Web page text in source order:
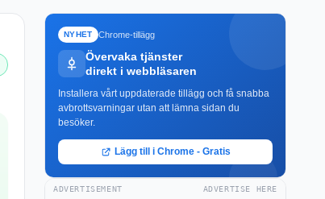
NYHET Chrome-tillägg
Övervaka tjänster
direkt i webbläsaren
Installera vårt uppdaterade tillägg och få snabba
avbrottsvarningar utan att lämna sidan du
besöker.
Lägg till i Chrome - Gratis
ADVERTISEMENT ADVERTISE HERE